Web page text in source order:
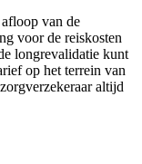
van de
voor de reiskosten
longrevalidatie kunt
op het terrein van
altijd